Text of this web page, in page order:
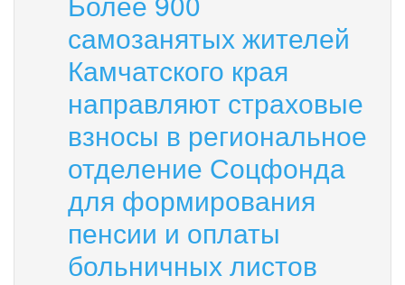
до
завершения
предложений
благоустройству
в
Камчатском
крае!
самозанятых жителей
Камчатского края
направляют страховые
взносы в региональное
отделение Соцфонда
для формирования
пенсии и оплаты
больничных листов